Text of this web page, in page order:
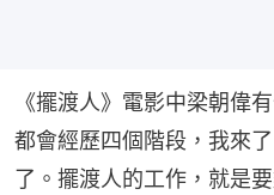
《擺渡人》電影中梁朝偉
都會經歷四個階段，我來
了。擺渡人的工作，就是